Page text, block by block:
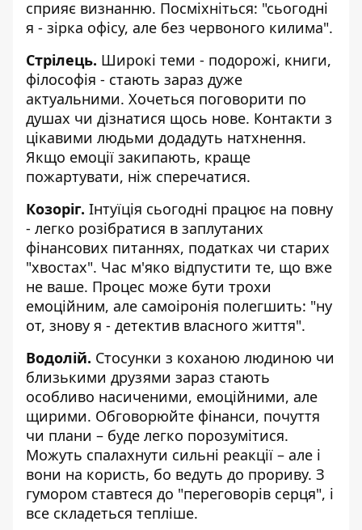
сприяє визнанню. Посміхніться: "сьогодні
я - зірка офісу, але без червоного килима".
Стрілець. Широкі теми - подорожі, книги,
філософія - стають зараз дуже
актуальними. Хочеться поговорити по
душах чи дізнатися щось нове. Контакти з
цікавими людьми додадуть натхнення.
Якщо емоції закипають, краще
пожартувати, ніж сперечатися.
Козоріг. Інтуїція сьогодні працює на повну
- легко розібратися в заплутаних
фінансових питаннях, податках чи старих
"хвостах". Час м'яко відпустити те, що вже
не ваше. Процес може бути трохи
емоційним, але самоіронія полегшить: "ну
от, знову я - детектив власного життя".
Водолій. Стосунки з коханою людиною чи
близькими друзями зараз стають
особливо насиченими, емоційними, але
щирими. Обговорюйте фінанси, почуття
чи плани – буде легко порозумітися.
Можуть спалахнути сильні реакції – але і
вони на користь, бо ведуть до прориву. З
гумором ставтеся до "переговорів серця", і
все складеться тепліше.